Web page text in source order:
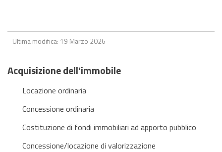
Ultima modifica: 19 Marzo 2026
Acquisizione dell'immobile
Locazione ordinaria
Concessione ordinaria
Costituzione di fondi immobiliari ad apporto pubblico
Concessione/locazione di valorizzazione